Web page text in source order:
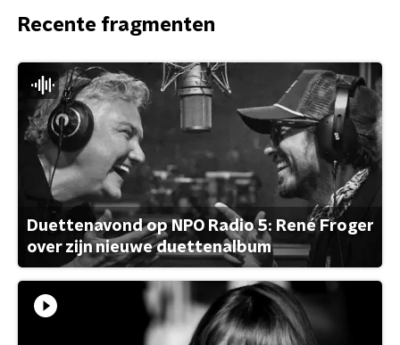
Recente fragmenten
Duettenavond op NPO Radio 5: René Froger
over zijn nieuwe duettenalbum